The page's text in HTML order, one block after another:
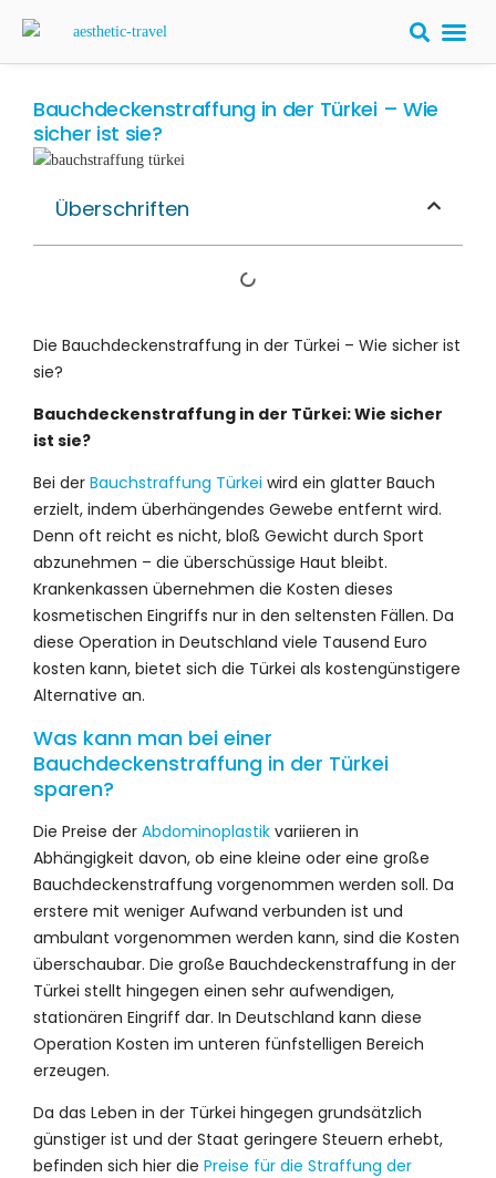
Bauchdeckenstraffung in der Türkei – Wie
sicher ist sie?
Überschriften
Die Bauchdeckenstraffung in der Türkei – Wie sicher ist
sie?
Bauchdeckenstraffung in der Türkei: Wie sicher
ist sie?
Bei der Bauchstraffung Türkei wird ein glatter Bauch
erzielt, indem überhängendes Gewebe entfernt wird.
Denn oft reicht es nicht, bloß Gewicht durch Sport
abzunehmen – die überschüssige Haut bleibt.
Krankenkassen übernehmen die Kosten dieses
kosmetischen Eingriffs nur in den seltensten Fällen. Da
diese Operation in Deutschland viele Tausend Euro
kosten kann, bietet sich die Türkei als kostengünstigere
Alternative an.
Was kann man bei einer
Bauchdeckenstraffung in der Türkei
sparen?
Die Preise der Abdominoplastik variieren in
Abhängigkeit davon, ob eine kleine oder eine große
Bauchdeckenstraffung vorgenommen werden soll. Da
erstere mit weniger Aufwand verbunden ist und
ambulant vorgenommen werden kann, sind die Kosten
überschaubar. Die große Bauchdeckenstraffung in der
Türkei stellt hingegen einen sehr aufwendigen,
stationären Eingriff dar. In Deutschland kann diese
Operation Kosten im unteren fünfstelligen Bereich
erzeugen.
Da das Leben in der Türkei hingegen grundsätzlich
günstiger ist und der Staat geringere Steuern erhebt,
befinden sich hier die Preise für die Straffung der